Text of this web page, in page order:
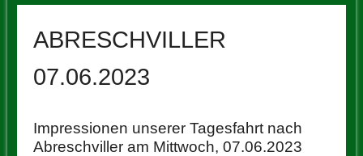
ABRESCHVILLER
07.06.2023
Impressionen unserer Tagesfahrt nach
Abreschviller am Mittwoch, 07.06.2023